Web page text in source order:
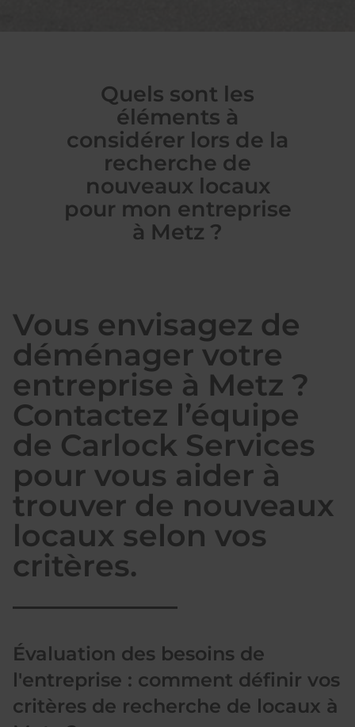
Quels sont les
éléments à
considérer lors de la
recherche de
nouveaux locaux
pour mon entreprise
à Metz ?
Vous envisagez de
déménager votre
entreprise à Metz ?
Contactez l’équipe
de Carlock Services
pour vous aider à
trouver de nouveaux
locaux selon vos
critères.
Évaluation des besoins de
l'entreprise : comment définir vos
critères de recherche de locaux à